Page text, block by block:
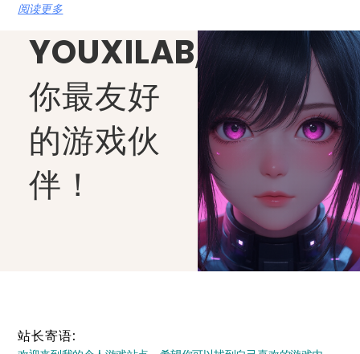
阅读更多
YOUXILAB,
你最友好
的游戏伙
伴！
站长寄语: